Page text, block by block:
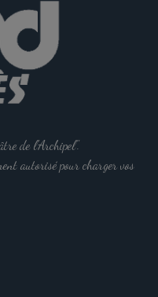
de l'Archipel".
autorisé pour charger vos